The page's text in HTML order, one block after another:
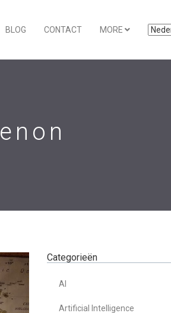
BLOG CONTACT MORE
Categorieën
AI
Artificial Intelligence